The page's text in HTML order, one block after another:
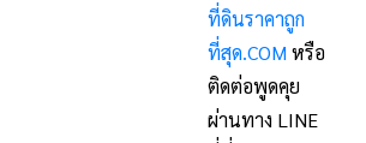
ที่ดินราคาถูก
ที่สุด.COM หรือ
ติดต่อพูดคุย
ผ่านทาง LINE